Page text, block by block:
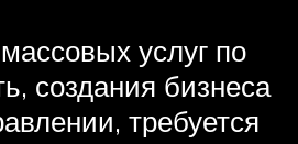
услуг по
создания бизнеса
требуется